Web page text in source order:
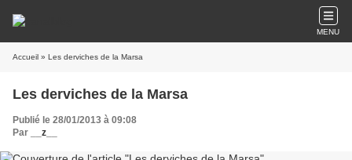
MENU
Accueil » Les derviches de la Marsa
Les derviches de la Marsa
Publié le 28/01/2013 à 09:08
Par
__z__